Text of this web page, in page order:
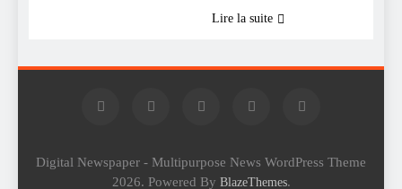
Lire la suite
Digital Newspaper - Multipurpose News WordPress Theme
2026. Powered By BlazeThemes.